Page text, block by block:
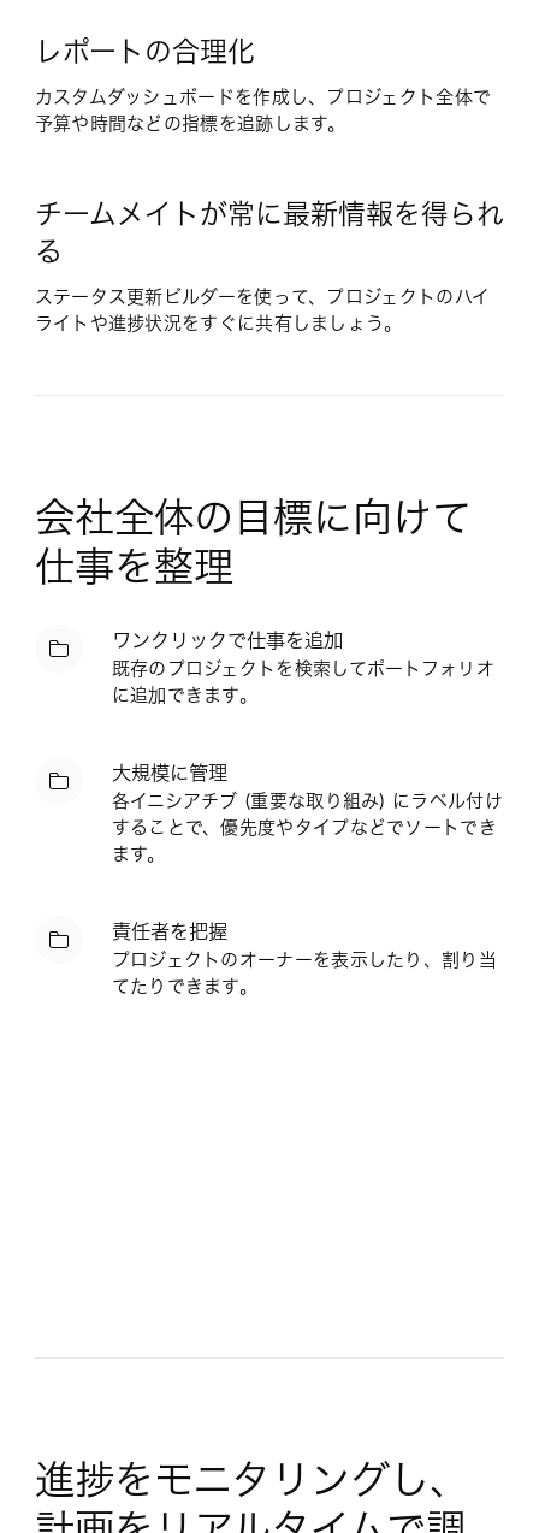
レポートの合理化
カスタムダッシュボードを作成し、プロジェクト全体で
予算や時間などの指標を追跡します。
チームメイトが常に最新情報を得られ
る
ステータス更新ビルダーを使って、プロジェクトのハイ
ライトや進捗状況をすぐに共有しましょう。
会社全体の目標に向けて
仕事を整理
ワンクリックで仕事を追加
既存のプロジェクトを検索してポートフォリオ
に追加できます。
大規模に管理
各イニシアチブ (重要な取り組み) にラベル付け
することで、優先度やタイプなどでソートでき
ます。
責任者を把握
プロジェクトのオーナーを表示したり、割り当
てたりできます。
進捗をモニタリングし、